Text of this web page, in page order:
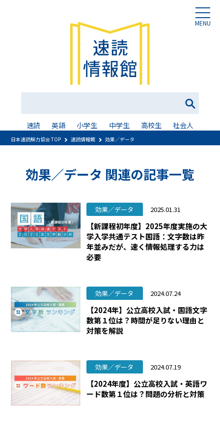
MENU
速読 英語 小学生 中学生 高校生 社会人
日本速読解力協会 TOP 速読情報館 効果／データ
効果／データ 関連の記事一覧
効果／データ 2025.01.31
【新課程初年度】2025年度実施の大
学入学共通テスト国語：文字数は昨
年並みだが、速く情報処理する力は
必要
効果／データ 2024.07.24
【2024年】公立高校入試・国語文字
数第１位は？時間が足りない理由と
対策を解説
効果／データ 2024.07.19
【2024年度】公立高校入試・英語ワ
ード数第１位は？問題の分析と対策